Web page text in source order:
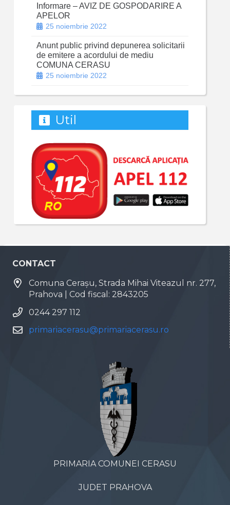
Informare – AVIZ DE GOSPODARIRE A
APELOR
25 noiembrie 2022
Anunt public privind depunerea solicitarii
de emitere a acordului de mediu
COMUNA CERASU
25 noiembrie 2022
Util
CONTACT
Comuna Cerașu, Strada Mihai Viteazul nr. 277,
Prahova | Cod fiscal: 2843205
0244 297 112
primariacerasu@primariacerasu.ro
PRIMARIA COMUNEI CERASU
JUDET PRAHOVA